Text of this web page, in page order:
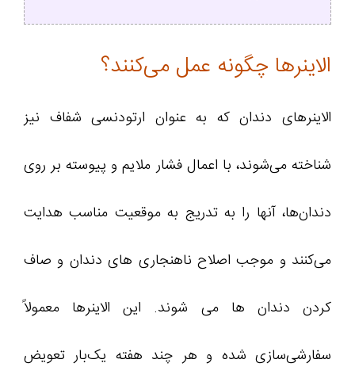
الاینرها چگونه عمل می‌کنند؟
الاینرهای دندان که به عنوان ارتودنسی شفاف نیز
شناخته می‌شوند، با اعمال فشار ملایم و پیوسته بر روی
دندان‌ها، آنها را به تدریج به موقعیت مناسب هدایت
می‌کنند و موجب اصلاح ناهنجاری های دندان و صاف
کردن دندان ها می شوند. این الاینرها معمولاً
سفارشی‌سازی شده و هر چند هفته یک‌بار تعویض